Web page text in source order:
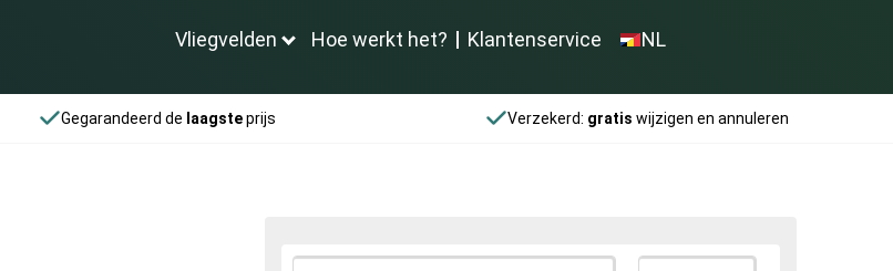
Vliegvelden Hoe werkt het? Klantenservice NL
Gegarandeerd de laagsteprijs Verzekerd: gratis wijzigen en annuleren